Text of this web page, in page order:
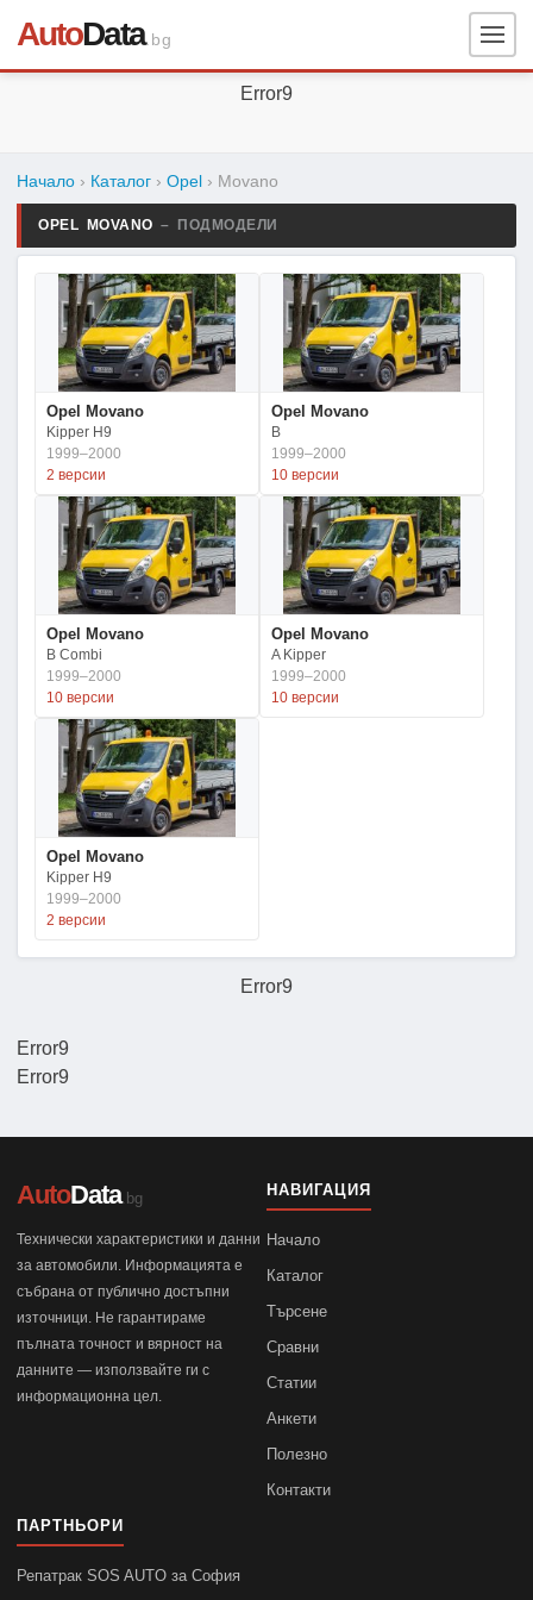
AutoData.bg
Error9
Error9
Начало › Каталог › Opel › Movano
OPEL MOVANO – ПОДМОДЕЛИ
Opel Movano
Kipper H9
1999–2000
2 версии
Opel Movano
B
1999–2000
10 версии
Opel Movano
B Combi
1999–2000
10 версии
Opel Movano
A Kipper
1999–2000
10 версии
Opel Movano
Kipper H9
1999–2000
2 версии
Error9
Error9
AutoData.bg
Технически характеристики и данни
за автомобили. Информацията е
събрана от публично достъпни
източници. Не гарантираме
пълната точност и вярност на
данните — използвайте ги с
информационна цел.
НАВИГАЦИЯ
Начало
Каталог
Търсене
Сравни
Статии
Анкети
Полезно
Контакти
ПАРТНЬОРИ
Репатрак SOS AUTO за София